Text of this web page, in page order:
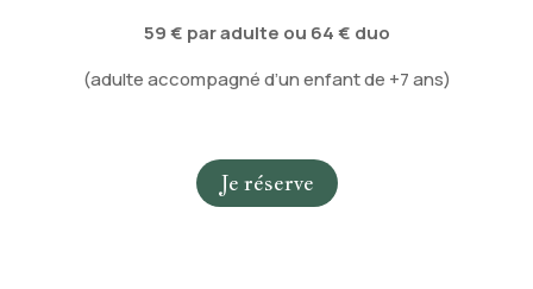
59 € par adulte ou 64 € duo
(adulte accompagné d’un enfant de +7 ans)
Je réserve